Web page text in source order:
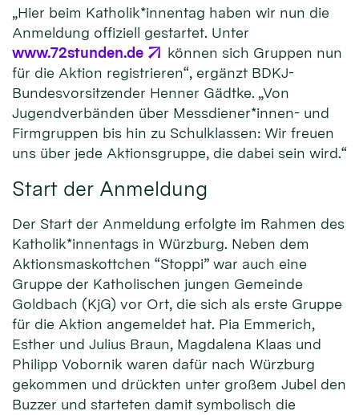
„Hier beim Katholik*innentag haben wir nun die
Anmeldung offiziell gestartet. Unter
www.72stunden.de
können sich Gruppen nun
für die Aktion registrieren“, ergänzt BDKJ-
Bundesvorsitzender Henner Gädtke. „Von
Jugendverbänden über Messdiener*innen- und
Firmgruppen bis hin zu Schulklassen: Wir freuen
uns über jede Aktionsgruppe, die dabei sein wird.“
Start der Anmeldung
Der Start der Anmeldung erfolgte im Rahmen des
Katholik*innentags in Würzburg. Neben dem
Aktionsmaskottchen “Stoppi” war auch eine
Gruppe der Katholischen jungen Gemeinde
Goldbach (KjG) vor Ort, die sich als erste Gruppe
für die Aktion angemeldet hat. Pia Emmerich,
Esther und Julius Braun, Magdalena Klaas und
Philipp Vobornik waren dafür nach Würzburg
gekommen und drückten unter großem Jubel den
Buzzer und starteten damit symbolisch die